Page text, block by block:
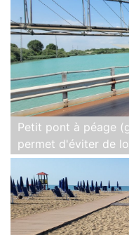
Petit pont à péage
permet d'éviter de